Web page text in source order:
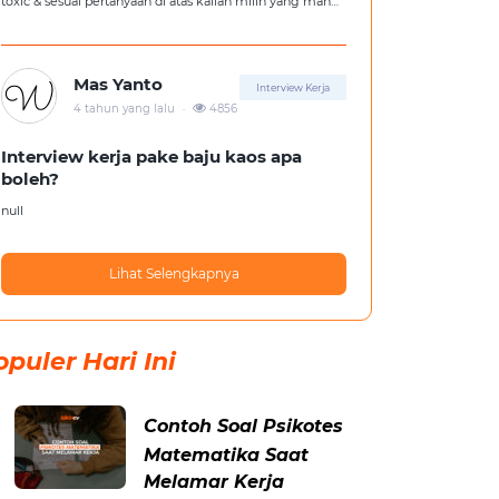
Mas Yanto Interview Kerja
4 tahun yang lalu . 4856
Interview kerja pake baju kaos apa
boleh?
null
Lihat Selengkapnya
Hari Ini
Contoh Soal Psikotes
Matematika Saat
Melamar Kerja